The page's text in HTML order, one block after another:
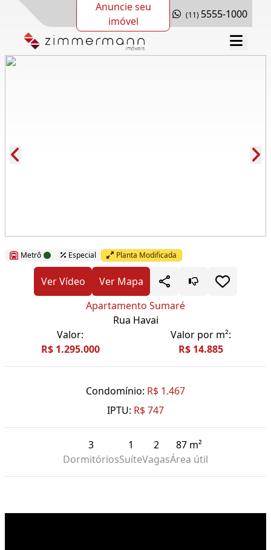
Anuncie seu
imóvel
(11) 5555-1000
Metrô Especial Planta Modificada
Ver Vídeo
Ver Mapa
Apartamento Sumaré
Rua Havai
Valor:
R$ 1.295.000
Valor por m²:
R$ 14.885
Condomínio: R$ 1.467
IPTU: R$ 747
3
Dormitórios
1
Suíte
2
Vagas
87 m²
Área útil